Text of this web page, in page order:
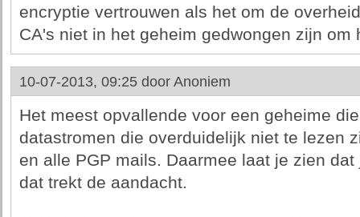
encryptie vertrouwen als het om de
CA's niet in het geheim gedwongen zijn
10-07-2013, 09:25 door Anoniem
Het meest opvallende voor een geheime
datastromen die overduidelijk niet te lezen
en alle PGP mails. Daarmee laat je zien
dat trekt de aandacht.